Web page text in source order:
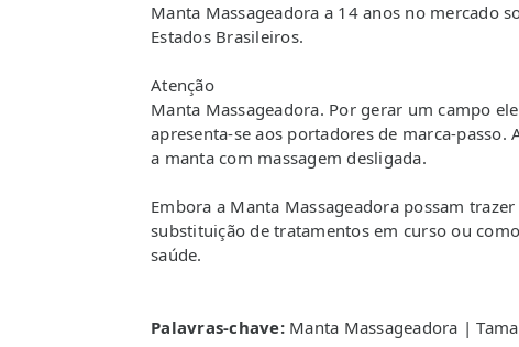
Manta Massageadora a 14 anos no mercado
Estados Brasileiros.
Atenção
Manta Massageadora. Por gerar um campo
apresenta-se aos portadores de marca-
a manta com massagem desligada.
Embora a Manta Massageadora possam
substituição de tratamentos em curso ou
saúde.
Palavras-chave:Manta Massageadora |